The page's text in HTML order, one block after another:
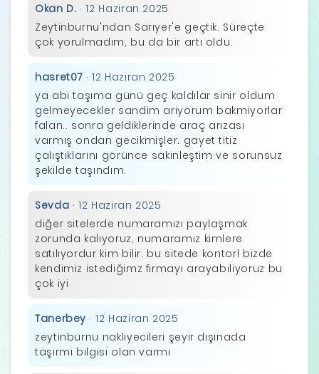
Okan D. · 12 Haziran 2025
Zeytinburnu'ndan Sarıyer'e geçtik. Süreçte
çok yorulmadım, bu da bir artı oldu.
hasret07 · 12 Haziran 2025
ya abi taşıma günü geç kaldılar sinir oldum
gelmeyecekler sandim ariyorum bakmiyorlar
falan.. sonra geldiklerinde araç arızası
varmış ondan gecikmişler. gayet titiz
çalıştıklarını görünce sakinleştim ve sorunsuz
şekilde taşındım.
Sevda · 12 Haziran 2025
diğer sitelerde numaramızı paylaşmak
zorunda kalıyoruz, numaramız kimlere
satılıyordur kim bilir. bu sitede kontorl bizde
kendimiz istediğimz firmayı arayabiliyoruz bu
çok iyi
Tanerbey · 12 Haziran 2025
zeytinburnu nakliyecileri şeyir dışınada
taşırmı bilgisi olan varmı